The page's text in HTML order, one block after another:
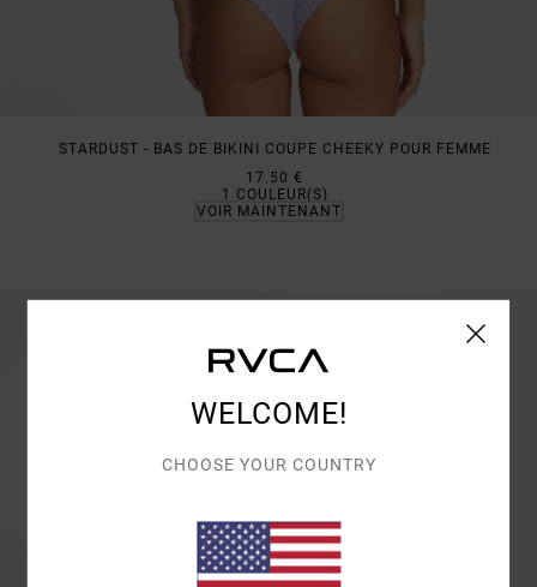
STARDUST - BAS DE BIKINI COUPE CHEEKY POUR FEMME
17.50 €
1
COULEUR(S)
VOIR MAINTENANT
WELCOME!
CHOOSE YOUR COUNTRY